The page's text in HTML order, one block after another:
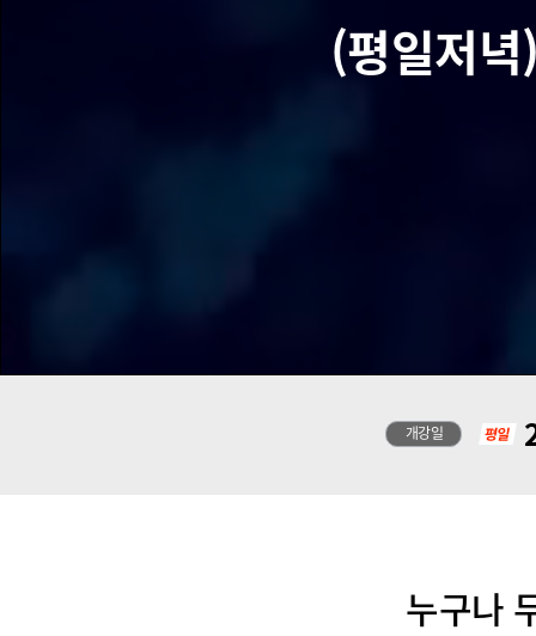
(평일저
개강일
누구나